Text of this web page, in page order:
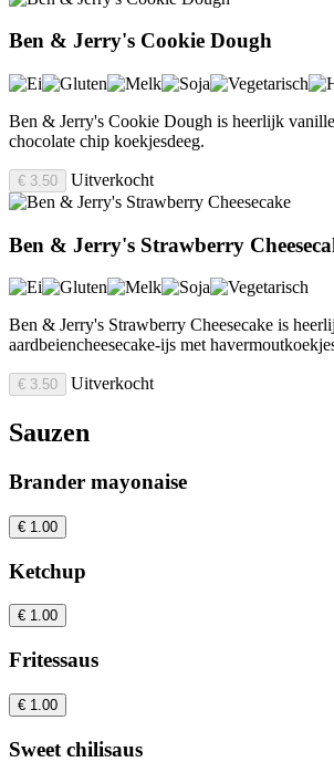
Ben & Jerry's Cookie Dough
Ben & Jerry's Cookie Dough is heerlijk
chocolate chip koekjesdeeg.
€ 3.50 Uitverkocht
Ben & Jerry's Strawberry
Ben & Jerry's Strawberry Cheesecake is
aardbeiencheesecake-ijs met
€ 3.50 Uitverkocht
Sauzen
Brander mayonaise
€ 1.00
Ketchup
€ 1.00
Fritessaus
€ 1.00
Sweet chilisaus